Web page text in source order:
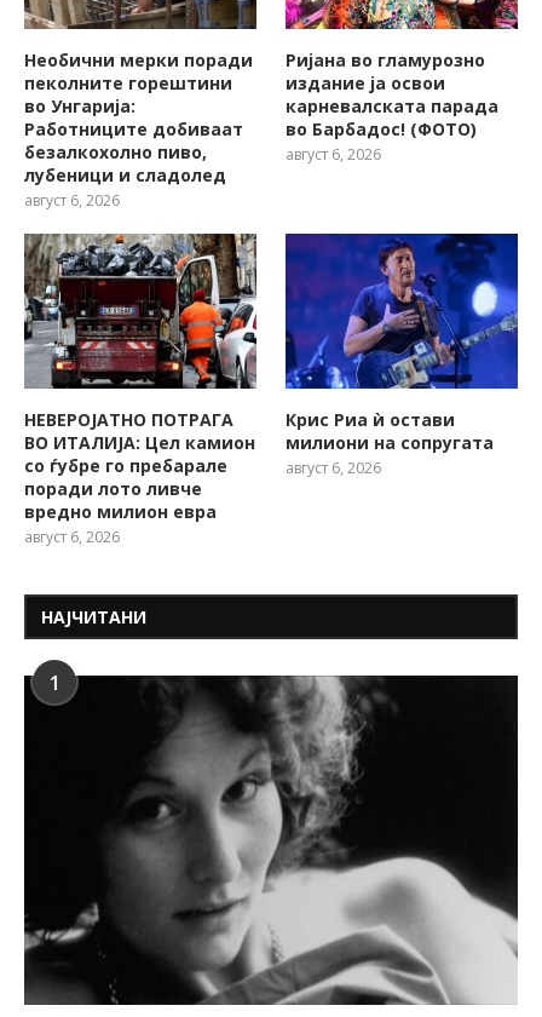
Необични мерки поради
пеколните горештини
во Унгарија:
Работниците добиваат
безалкохолно пиво,
лубеници и сладолед
август 6, 2026
Ријана во гламурозно
издание ја освои
карневалската парада
во Барбадос! (ФОТО)
август 6, 2026
НЕВЕРОЈАТНО ПОТРАГА
ВО ИТАЛИЈА: Цел камион
со ѓубре го пребарале
поради лото ливче
вредно милион евра
август 6, 2026
Крис Риа ѝ остави
милиони на сопругата
август 6, 2026
НАЈЧИТАНИ
1